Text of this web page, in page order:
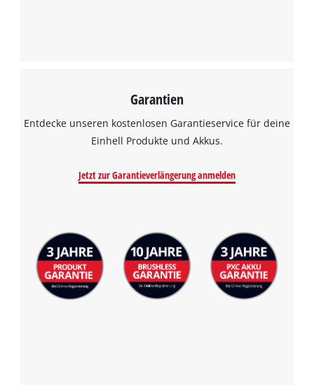
Wir benötigen deine Zustimmung, um
Google Maps laden zu können!
This content is not permitted to load due
visitor. The website owner needs to setup
Powered by
Usercentrics Consent
Management Platform
Garantien
Entdecke unseren kostenlosen Garantieservice für deine
Einhell Produkte und Akkus.
Jetzt zur Garantieverlängerung anmelden